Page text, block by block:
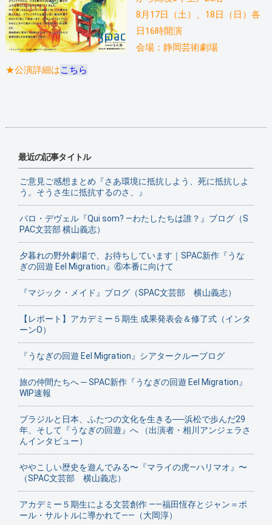
8月17日（土）、18日（日）各
日16時開演
会場：静岡芸術劇場
★公演詳細はこちら
最近の記事タイトル
ご意見ご感想まとめ『さあ環境に抵抗しよう、死に抵抗しよ
う。そうさ生に抵抗するのさ、』
バロ・デヴェル『Qui som? ―わたしたちは誰？』ブログ（S
PAC文芸部 横山義志）
夕暮れの野外劇場で、お待ちしています｜SPAC新作『うな
ぎの回遊 Eel Migration』⑥本番に向けて
『マジック・メイド』ブログ（SPAC文芸部 横山義志）
【レポート】アカデミー５期生 成果発表会＆修了式（インタ
ーンO）
『うなぎの回遊 Eel Migration』シアタークルーブログ
旅の仲間たちへ ─ SPAC新作『うなぎの回遊 Eel Migration』
WIP速報
ブラジルと日本、ふたつの文化を生きる──浜松で歩んだ29
年、そして『うなぎの回遊』へ （出演者・相川アンジェラさ
んインタビュー）
ややこしい歴史を遊んでみる〜『マライの虎—ハリマオ』〜
（SPAC文芸部 横山義志）
アカデミー５期生による文芸創作 ——福田恆存とジャン＝ポ
ール・サルトルに導かれて——（大岡淳）